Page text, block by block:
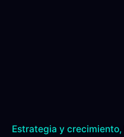
Estrategia y crecimiento